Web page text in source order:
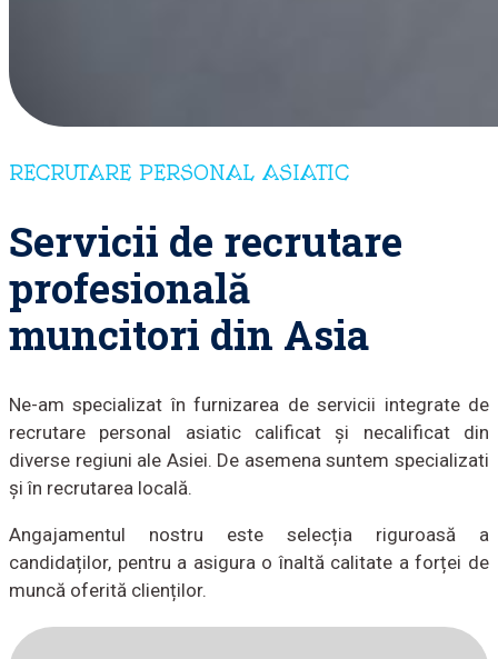
RECRUTARE PERSONAL ASIATIC
Servicii de recrutare
profesională
muncitori din Asia
Ne-am specializat în furnizarea de servicii integrate de
recrutare personal asiatic calificat și necalificat din
diverse regiuni ale Asiei. De asemena suntem specializati
și în recrutarea locală.
Angajamentul nostru este selecția riguroasă a
candidaților, pentru a asigura o înaltă calitate a forței de
muncă oferită clienților.